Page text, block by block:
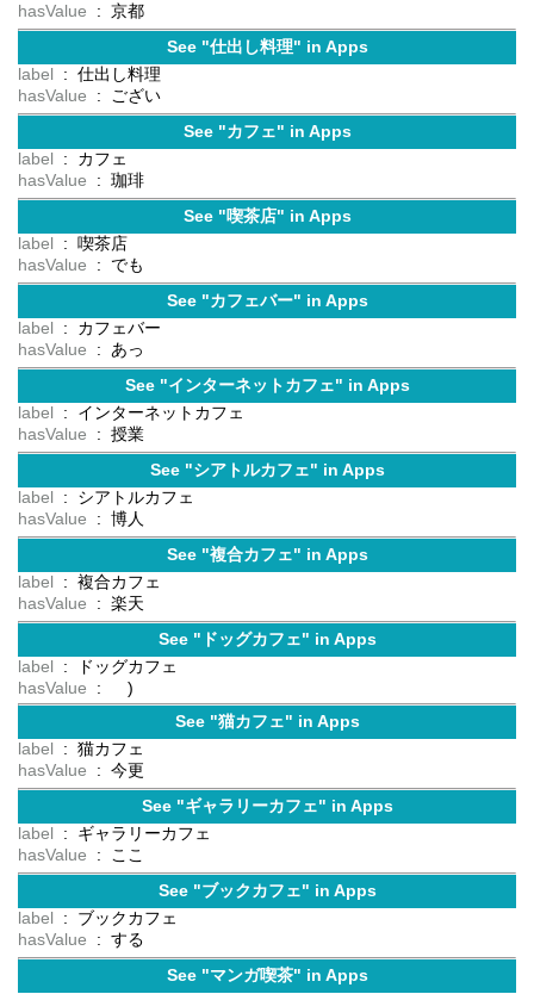
hasValue
: 京都
See "仕出し料理" in Apps
label
: 仕出し料理
hasValue
: ござい
See "カフェ" in Apps
label
: カフェ
hasValue
: 珈琲
See "喫茶店" in Apps
label
: 喫茶店
hasValue
: でも
See "カフェバー" in Apps
label
: カフェバー
hasValue
: あっ
See "インターネットカフェ" in Apps
label
: インターネットカフェ
hasValue
: 授業
See "シアトルカフェ" in Apps
label
: シアトルカフェ
hasValue
: 博人
See "複合カフェ" in Apps
label
: 複合カフェ
hasValue
: 楽天
See "ドッグカフェ" in Apps
label
: ドッグカフェ
hasValue
: )
See "猫カフェ" in Apps
label
: 猫カフェ
hasValue
: 今更
See "ギャラリーカフェ" in Apps
label
: ギャラリーカフェ
hasValue
: ここ
See "ブックカフェ" in Apps
label
: ブックカフェ
hasValue
: する
See "マンガ喫茶" in Apps